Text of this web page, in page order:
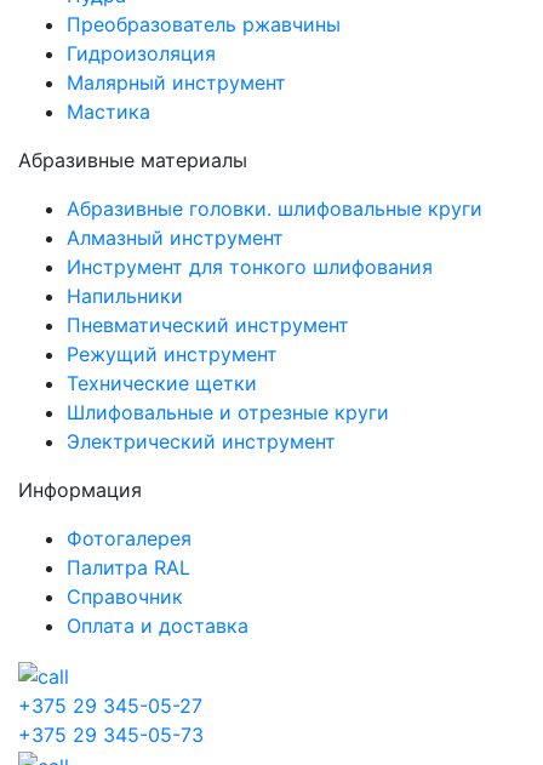
Преобразователь ржавчины
Гидроизоляция
Малярный инструмент
Мастика
Абразивные материалы
Абразивные головки. шлифовальные круги
Алмазный инструмент
Инструмент для тонкого шлифования
Напильники
Пневматический инструмент
Режущий инструмент
Технические щетки
Шлифовальные и отрезные круги
Электрический инструмент
Информация
Фотогалерея
Палитра RAL
Справочник
Оплата и доставка
+375 29 345-05-27
+375 29 345-05-73